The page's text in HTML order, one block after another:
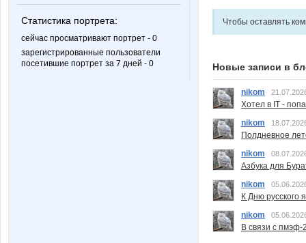
Статистика портрета:
сейчас просматривают портрет - 0
зарегистрированные пользователи
посетившие портрет за 7 дней - 0
Чтобы оставлять
Новые записи в
nikom
Хотел в IT -
nikom
Полдневное
nikom
Азбука для
nikom
К Дню русского
nikom
В связи с пмэф-